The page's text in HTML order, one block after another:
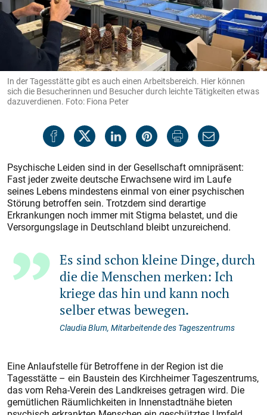
In der Tagesstätte gibt es auch einen Arbeitsbereich. Hier können
sich die Besucherinnen und Besucher durch leichte Tätigkeiten etwas
dazuverdienen. Foto: Fiona Peter
Psychische Leiden sind in der Gesellschaft omnipräsent:
Fast jeder zweite deutsche Erwachsene wird im Laufe
seines Lebens mindestens einmal von einer psychischen
Störung betroffen sein. Trotzdem sind derartige
Erkrankungen noch immer mit Stigma belastet, und die
Versorgungslage in Deutschland bleibt unzureichend.
Es sind schon kleine Dinge, durch
die die Menschen merken: Ich
kriege das hin und kann noch
selber etwas bewegen.
Claudia Blum, Mitarbeitende des Tageszentrums
Eine Anlaufstelle für Betroffene in der Region ist die
Tagesstätte – ein Baustein des Kirchheimer Tageszentrums,
das vom Reha-Verein des Landkreises getragen wird. Die
gemütlichen Räumlichkeiten in Innenstadtnähe bieten